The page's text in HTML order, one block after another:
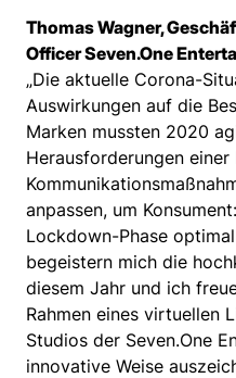
Thomas Wagner,
Officer Seven.One
„Die aktuelle Corona-
Auswirkungen auf die
Marken mussten 2020
Herausforderungen
anpassen, um
Lockdown-Phase
begeistern mich die
diesem Jahr und ich
Rahmen eines virtuellen
Studios der Seven.One
innovative Weise